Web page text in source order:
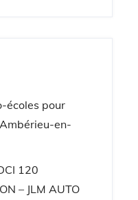
écoles pour
en-
120
– JLM AUTO